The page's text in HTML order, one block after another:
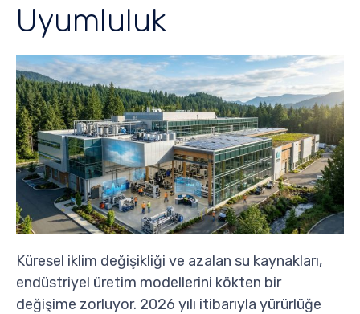
Uyumluluk
Küresel iklim değişikliği ve azalan su kaynakları,
endüstriyel üretim modellerini kökten bir
değişime zorluyor. 2026 yılı itibarıyla yürürlüğe